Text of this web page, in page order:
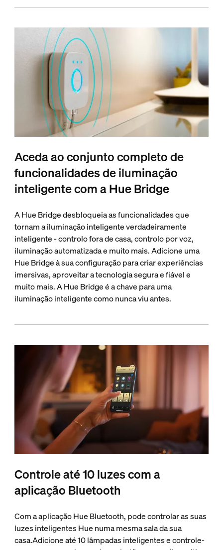
Aceda ao conjunto completo de
funcionalidades de iluminação
inteligente com a Hue Bridge
A Hue Bridge desbloqueia as funcionalidades que
tornam a iluminação inteligente verdadeiramente
inteligente - controlo fora de casa, controlo por voz,
iluminação automatizada e muito mais. Adicione uma
Hue Bridge à sua configuração para criar experiências
imersivas, aproveitar a tecnologia segura e fiável e
muito mais. A Hue Bridge é a chave para uma
iluminação inteligente como nunca viu antes.
Controle até 10 luzes com a
aplicação Bluetooth
Com a aplicação Hue Bluetooth, pode controlar as suas
luzes inteligentes Hue numa mesma sala da sua
casa.Adicione até 10 lâmpadas inteligentes e controle-